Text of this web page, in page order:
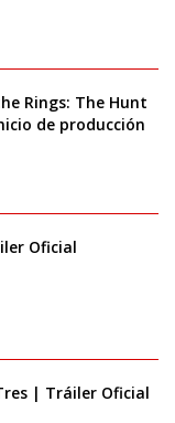
Rings: The Hunt
de producción
Oficial
| Tráiler Oficial